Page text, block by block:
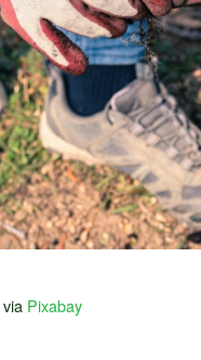
via Pixabay